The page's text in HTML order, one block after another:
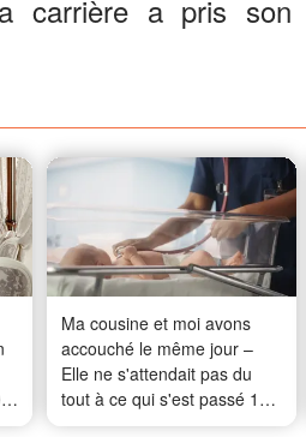
carrière a pris son
Ma cousine et moi avons
accouché le même jour –
Elle ne s'attendait pas du
tout à ce qui s'est passé 18
ans plus tard